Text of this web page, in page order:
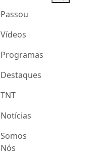
Passou
Vídeos
Programas
Destaques
TNT
Notícias
Somos
Nós